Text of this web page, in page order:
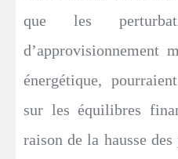
que les
d’approvisionnement
énergétique,
sur les équilibres
raison de la hausse